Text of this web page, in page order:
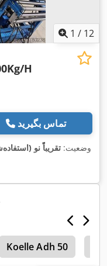
1 / 12
H
تماس بگیرید
وضعیت: تقریباً نو
Koelle Adh 50